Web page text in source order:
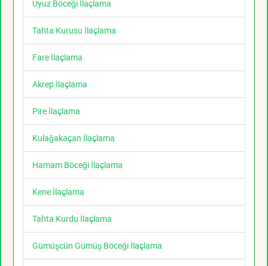
Uyuz Böceği İlaçlama
Tahta Kurusu İlaçlama
Fare İlaçlama
Akrep İlaçlama
Pire İlaçlama
Kulağakaçan İlaçlama
Hamam Böceği İlaçlama
Kene İlaçlama
Tahta Kurdu İlaçlama
Gümüşcün Gümüş Böceği İlaçlama